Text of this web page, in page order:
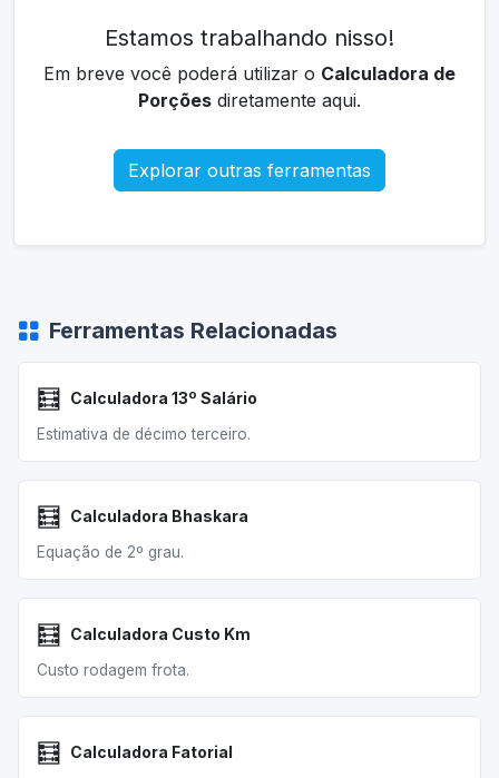
Estamos trabalhando nisso!
Em breve você poderá utilizar o Calculadora de
Porções diretamente aqui.
Explorar outras ferramentas
Ferramentas Relacionadas
🧮 Calculadora 13º Salário
Estimativa de décimo terceiro.
🧮 Calculadora Bhaskara
Equação de 2º grau.
🧮 Calculadora Custo Km
Custo rodagem frota.
🧮 Calculadora Fatorial